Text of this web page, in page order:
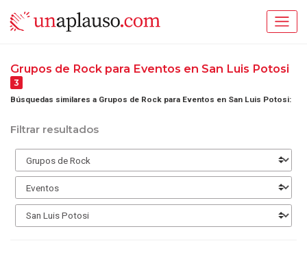
Grupos de Rock para Eventos en San Luis Potosi
3
Búsquedas similares a Grupos de Rock para Eventos en San Luis Potosi:
Filtrar resultados